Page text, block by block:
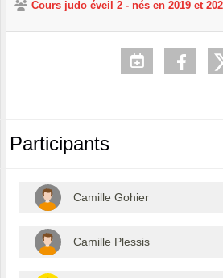
Cours judo éveil 2 - nés en 2019 et
Participants
Camille Gohier
Camille Plessis